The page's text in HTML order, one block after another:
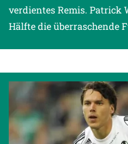
verdientes Remis. Patrick
Hälfte die überraschende